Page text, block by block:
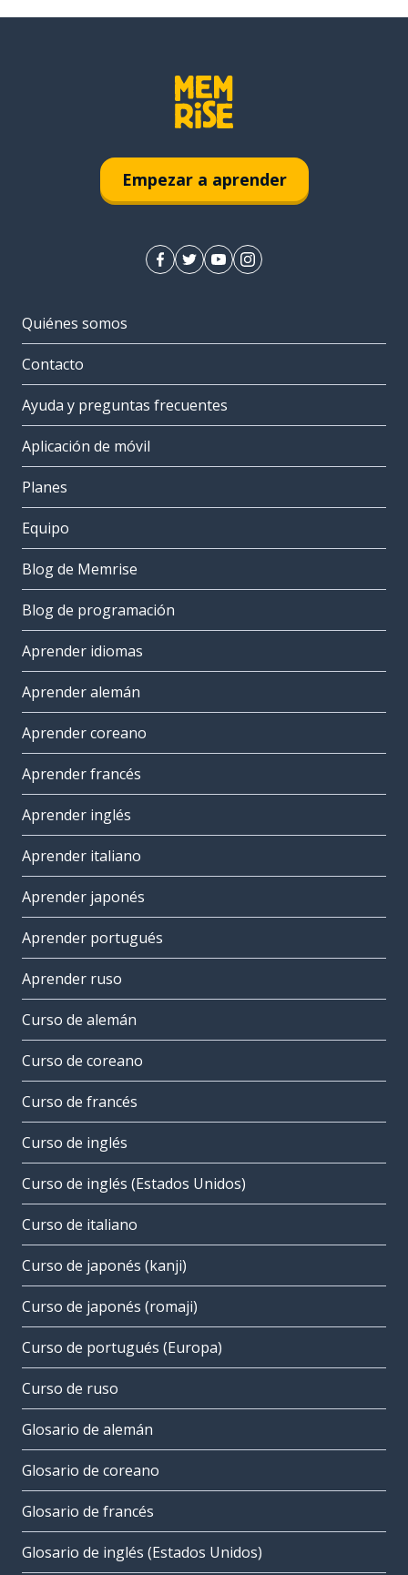
Empezar a aprender
Quiénes somos
Contacto
Ayuda y preguntas frecuentes
Aplicación de móvil
Planes
Equipo
Blog de Memrise
Blog de programación
Aprender idiomas
Aprender alemán
Aprender coreano
Aprender francés
Aprender inglés
Aprender italiano
Aprender japonés
Aprender portugués
Aprender ruso
Curso de alemán
Curso de coreano
Curso de francés
Curso de inglés
Curso de inglés (Estados Unidos)
Curso de italiano
Curso de japonés (kanji)
Curso de japonés (romaji)
Curso de portugués (Europa)
Curso de ruso
Glosario de alemán
Glosario de coreano
Glosario de francés
Glosario de inglés (Estados Unidos)